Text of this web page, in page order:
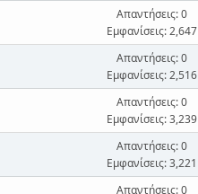
Απαντήσεις: 0
Εμφανίσεις: 2,647
Απαντήσεις: 0
Εμφανίσεις: 2,516
Απαντήσεις: 0
Εμφανίσεις: 3,239
Απαντήσεις: 0
Εμφανίσεις: 3,221
Απαντήσεις: 0